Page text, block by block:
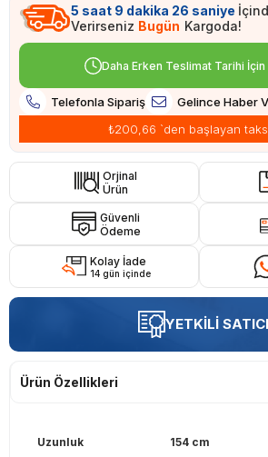
5 saat 9 dakika 26 saniye
Verirseniz Bugün Kargoda!
Daha Erken Teslimat Tarihi İçin
Telefonla Sipariş
Gelince Haber
₺200,66 `den başlayan
Orjinal
Ürün
Güvenli
Ödeme
Kolay İade
14 gün içinde
YETKİLİ SATICI
Ürün Özellikleri
Uzunluk
154 cm